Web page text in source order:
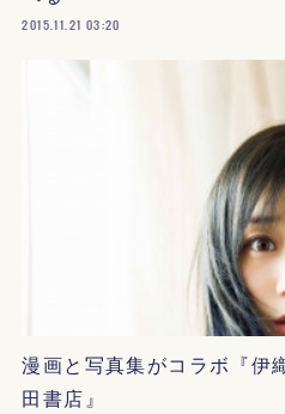
2015.11.21 03:20
漫画と写真集がコラボ『伊
田書店』